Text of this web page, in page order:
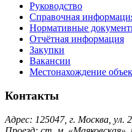
Руководство
Справочная
Нормативные
Отчётная информация
Закупки
Вакансии
Местонахождение
Контакты
Адрес: 125047, г. Москва, ул.